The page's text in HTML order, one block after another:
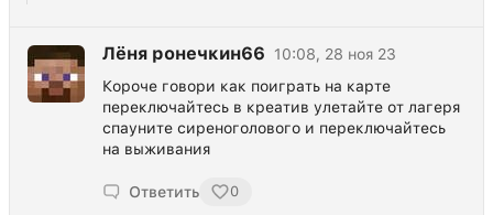
Лёня ронечкин66
10:08, 28 ноя 23
Короче говори как поиграть на карте
переключайтесь в креатив улетайте от лагеря
спауните сиреноголового и переключайтесь
на выживания
Ответить 0